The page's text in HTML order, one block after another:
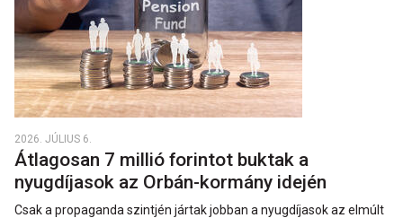
2026. JÚLIUS 6.
Átlagosan 7 millió forintot buktak a
nyugdíjasok az Orbán-kormány idején
Csak a propaganda szintjén jártak jobban a nyugdíjasok az elmúlt